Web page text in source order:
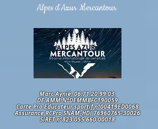
Alpes d'Azur Mercantour
Marc Aynié,06.71.20.99.03.
DE AMM N°DEMMBFC190059
Carte Pro Educateur sportif n°00419ED0068
Assurance RCPro SNAM-HDI 76960765-30026
SIRET n°823 055 660 00018